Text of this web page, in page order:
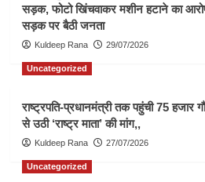
सड़क, फोटो खिंचवाकर मशीन हटाने का
सड़क पर बैठी जनता
Kuldeep Rana 29/07/2026
Uncategorized
राष्ट्रपति-प्रधानमंत्री तक पहुंची 75 हजार
से उठी ‘राष्ट्र माता’ की मांग,,
Kuldeep Rana 27/07/2026
Uncategorized